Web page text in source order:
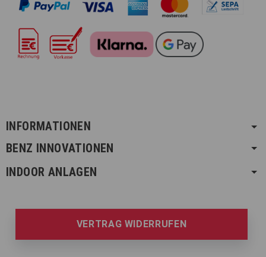
INFORMATIONEN
BENZ INNOVATIONEN
INDOOR ANLAGEN
VERTRAG WIDERRUFEN